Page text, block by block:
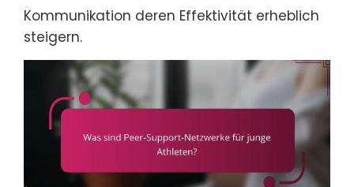
Kommunikation deren Effektivität erheblich
steigern.